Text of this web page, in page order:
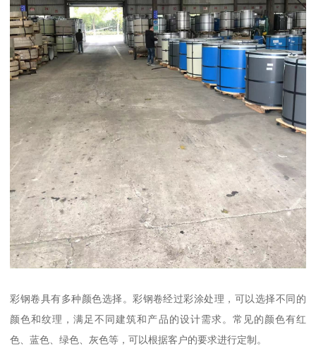
彩钢卷具有多种颜色选择。彩钢卷经过彩涂处理，可以选择不同的
颜色和纹理，满足不同建筑和产品的设计需求。常见的颜色有红
色、蓝色、绿色、灰色等，可以根据客户的要求进行定制。